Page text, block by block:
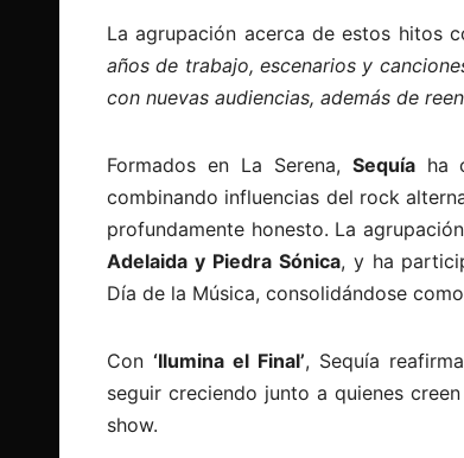
La agrupación acerca de estos hitos
años de trabajo, escenarios y
con nuevas audiencias, además de
Formados en La Serena, Sequíaha
combinando influencias del rock
profundamente honesto. La
Adelaida y Piedra Sónica, y ha
Día de la Música, consolidándose
Con ‘Ilumina el Final’, Sequía
seguir creciendo junto a quienes
show.